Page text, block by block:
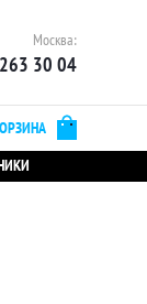
Москва:
30 04